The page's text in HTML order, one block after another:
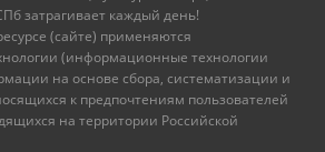
затрагивает каждый день!
(сайте) применяются
(информационные технологии
на основе сбора, систематизации и
к предпочтениям пользователей
на территории Российской